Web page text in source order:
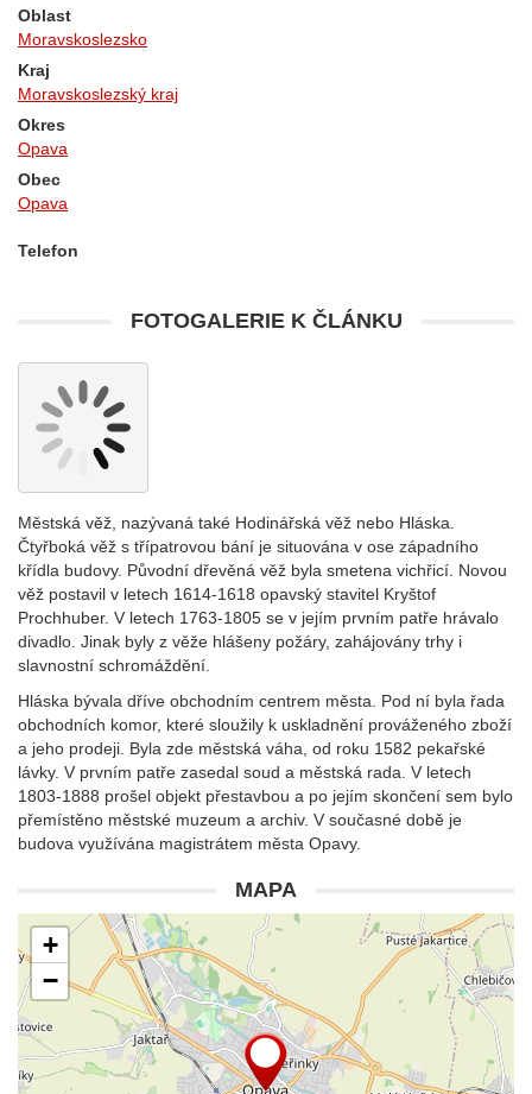
Oblast
Moravskoslezsko
Kraj
Moravskoslezský kraj
Okres
Opava
Obec
Opava
Telefon
FOTOGALERIE K ČLÁNKU
Městská věž, nazývaná také Hodinářská věž nebo Hláska.
Čtyřboká věž s třípatrovou bání je situována v ose západního
křídla budovy. Původní dřevěná věž byla smetena vichřicí. Novou
věž postavil v letech 1614-1618 opavský stavitel Kryštof
Prochhuber. V letech 1763-1805 se v jejím prvním patře hrávalo
divadlo. Jinak byly z věže hlášeny požáry, zahájovány trhy i
slavnostní schromáždění.
Hláska bývala dříve obchodním centrem města. Pod ní byla řada
obchodních komor, které sloužily k uskladnění prováženého zboží
a jeho prodeji. Byla zde městská váha, od roku 1582 pekařské
lávky. V prvním patře zasedal soud a městská rada. V letech
1803-1888 prošel objekt přestavbou a po jejím skončení sem bylo
přemístěno městské muzeum a archiv. V současné době je
budova využívána magistrátem města Opavy.
MAPA
+
−